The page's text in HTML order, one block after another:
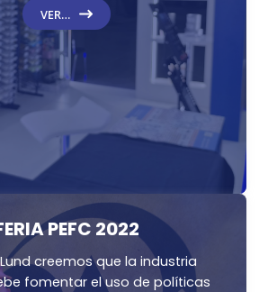
VER…
PEFC 2022
creemos que la industria
fomentar el uso de políticas